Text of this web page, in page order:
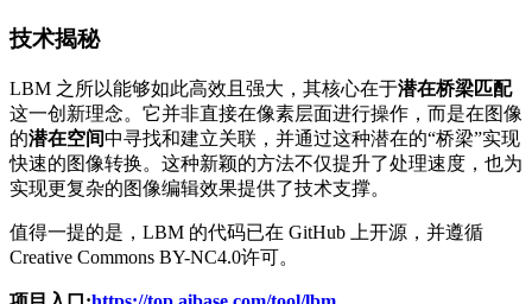
技术揭秘
LBM 之所以能够如此高效且强大，其核心在于潜在桥梁匹配
这一创新理念。它并非直接在像素层面进行操作，而是在图像
的潜在空间中寻找和建立关联，并通过这种潜在的“桥梁”实现
快速的图像转换。这种新颖的方法不仅提升了处理速度，也为
实现更复杂的图像编辑效果提供了技术支撑。
值得一提的是，LBM 的代码已在 GitHub 上开源，并遵循
Creative Commons BY-NC4.0许可。